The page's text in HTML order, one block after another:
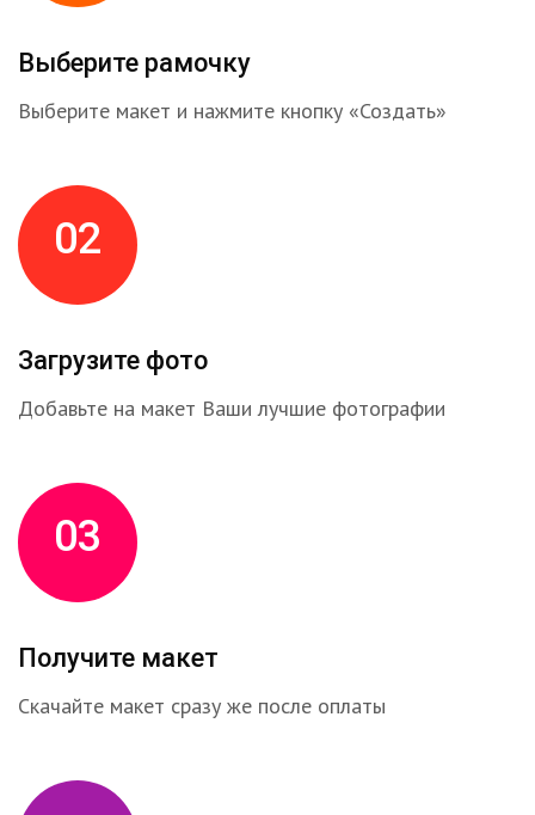
Выберите рамочку
Выберите макет и нажмите кнопку «Создать»
02
Загрузите фото
Добавьте на макет Ваши лучшие фотографии
03
Получите макет
Скачайте макет сразу же после оплаты